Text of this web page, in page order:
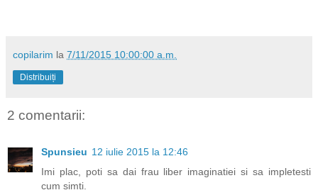
copilarim la 7/11/2015 10:00:00 a.m.
Distribuiți
2 comentarii:
Spunsieu 12 iulie 2015 la 12:46
Imi plac, poti sa dai frau liber imaginatiei si sa impletesti
cum simti.